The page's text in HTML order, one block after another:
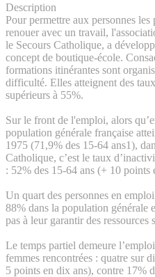
Description
Pour permettre aux personnes
renouer avec un travail,
le Secours Catholique, a
concept de boutique-école.
formations itinérantes sont
difficulté. Elles atteignent des
supérieurs à 55%.
Sur le front de l'emploi, alors
population générale française
1975 (71,9% des 15-64 ans1),
Catholique, c’est le taux
: 52% des 15-64 ans (+ 10 points
Un quart des personnes en
88% dans la population générale
pas à leur garantir des
Le temps partiel demeure
femmes rencontrées : quatre sur
5 points en dix ans), contre 17%